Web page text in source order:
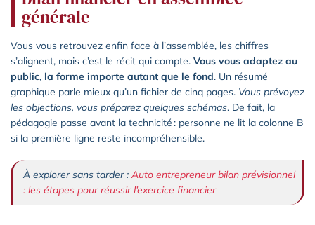
générale
Vous vous retrouvez enfin face à l’assemblée, les chiffres
s’alignent, mais c’est le récit qui compte. Vous vous adaptez au
public, la forme importe autant que le fond. Un résumé
graphique parle mieux qu’un fichier de cinq pages. Vous prévoyez
les objections, vous préparez quelques schémas. De fait, la
pédagogie passe avant la technicité : personne ne lit la colonne B
si la première ligne reste incompréhensible.
À explorer sans tarder : Auto entrepreneur bilan prévisionnel
: les étapes pour réussir l’exercice financier